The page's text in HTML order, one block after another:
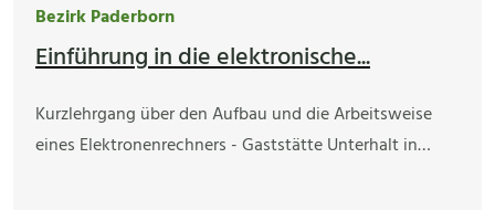
Bezirk Paderborn
Einführung in die elektronische...
Kurzlehrgang über den Aufbau und die Arbeitsweise
eines Elektronenrechners - Gaststätte Unterhalt in…